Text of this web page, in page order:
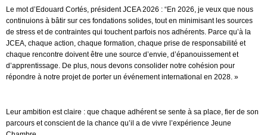
Le mot d’Edouard Cortés, président JCEA 2026 : “En 2026, je veux que nous
continuions à bâtir sur ces fondations solides, tout en minimisant les sources
de stress et de contraintes qui touchent parfois nos adhérents. Parce qu’à la
JCEA, chaque action, chaque formation, chaque prise de responsabilité et
chaque rencontre doivent être une source d’envie, d’épanouissement et
d’apprentissage. De plus, nous devons consolider notre cohésion pour
répondre à notre projet de porter un événement international en 2028. »
Leur ambition est claire : que chaque adhérent se sente à sa place, fier de son
parcours et conscient de la chance qu’il a de vivre l’expérience Jeune